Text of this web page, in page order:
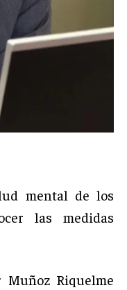
mental de los
las medidas
Muñoz Riquelme